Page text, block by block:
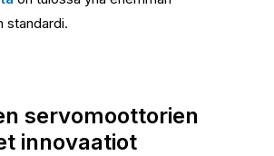
standardi.
servomoottorien
innovaatiot